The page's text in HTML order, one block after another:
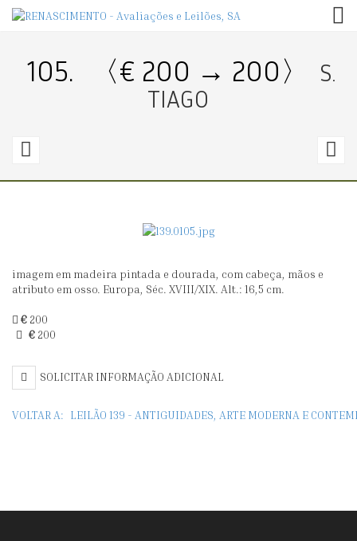
105. 〈€ 200 → 200〉
S.
TIAGO
〈€
PAR
PRATOS
imagem em madeira pintada e dourada, com cabeça, mãos e
atributo em osso. Europa, Séc. XVIII/XIX. Alt.: 16,5 cm.
€ 200
€ 200
SOLICITAR INFORMAÇÃO ADICIONAL
VOLTAR A: LEILÃO 139 - ANTIGUIDADES, ARTE MODERNA E